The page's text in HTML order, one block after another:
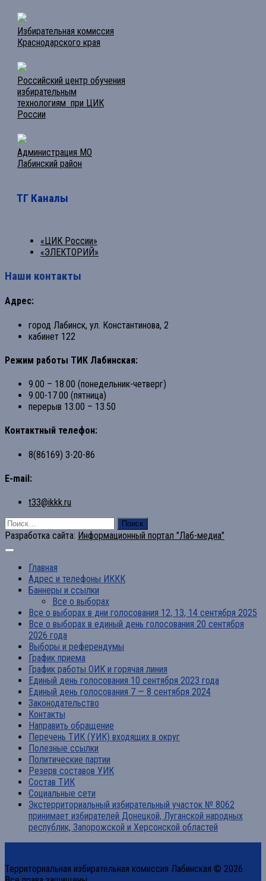
Избирательная комиссия
Краснодарского края
Российский центр обучения
избирательным
технологиям при ЦИК
России
Администрация МО
Лабинский район
ТГ Каналы
«ЦИК России»
«ЭЛЕКТОРИЙ»
Наши контакты
Адрес:
город Лабинск, ул. Константинова, 2
кабинет 122
Режим работы ТИК Лабинская:
9.00 – 18.00 (понедельник-четверг)
9.00-17.00 (пятница)
перерыв 13.00 – 13.50
Контактный телефон:
8(86169) 3-20-86
E-mail:
t33@ikkk.ru
Найти:
Разработка сайта: Информационный портал "Лаб-медиа"
Главная
Адрес и телефоны ИККК
Баннеры и ссылки
Все о выборах
Все о выборах в дни голосования 12, 13, 14 сентября 2025
Все о выборах в единый день голосования 20 сентября
2026 года
Выборы и референдумы
График приема
График работы ОИК и горячая линия
Единый день голосования 10 сентября 2023 года
Единый день голосования 7 — 8 сентября 2024
Законодательство
Контакты
Направить обращение
Перечень ТИК (УИК) входящих в округ
Полезные ссылки
Политические партии
Резерв составов УИК
Состав ТИК
Социальные сети
Экстерриториальный избирательный участок № 8062
принимает избирателей Донецкой, Луганской народных
республик, Запорожской и Херсонской областей
Территориальная избирательная комиссия Лабинская © 2026.